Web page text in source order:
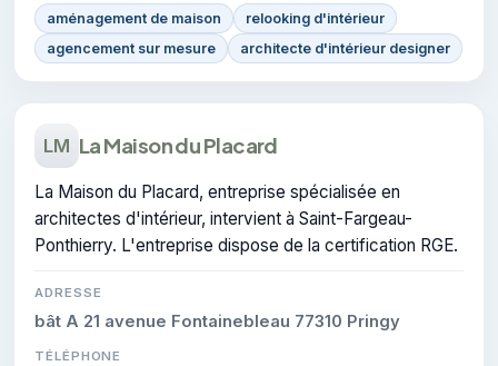
aménagement de maison
relooking d'intérieur
agencement sur mesure
architecte d'intérieur designer
LM La Maison du Placard
La Maison du Placard, entreprise spécialisée en
architectes d'intérieur, intervient à Saint-Fargeau-
Ponthierry. L'entreprise dispose de la certification RGE.
ADRESSE
bât A 21 avenue Fontainebleau 77310 Pringy
TÉLÉPHONE